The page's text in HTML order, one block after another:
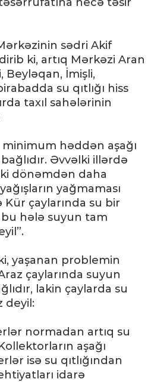
sədri Akif
ki, artıq Mərkəzi Aran
Beyləqan, İmişli,
su qıtlığı hiss
taxıl sahələrinin
həddən aşağı
Əvvəlki illərdə
dönəmdən daha
yağmaması
çaylarında su bir
bu hələ suyun tam
yaşanan problemin
çaylarında suyun
lakin çaylarda su
deyil:
normadan artıq su
aşağı
isə su qıtlığından
idarə